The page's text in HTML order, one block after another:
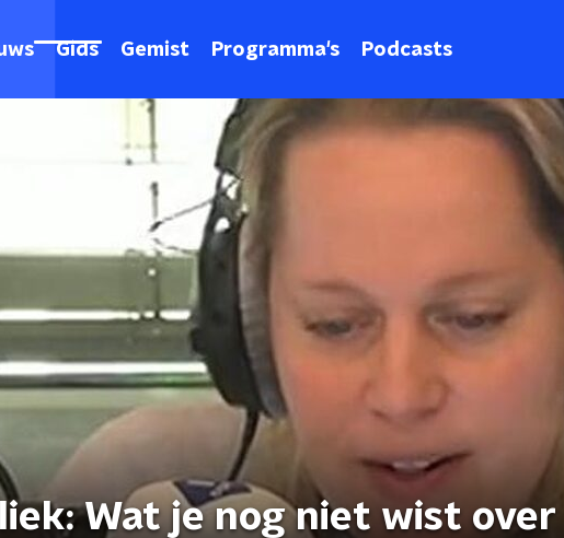
Gids Gemist Programma's Podcasts
Wat je nog niet wist over